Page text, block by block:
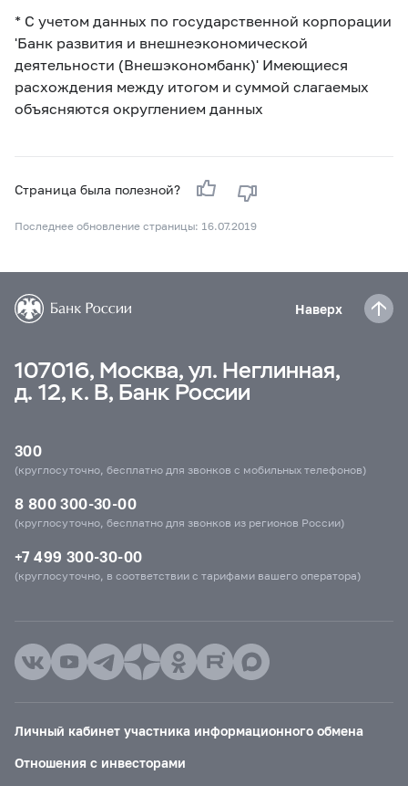
* С учетом данных по государственной корпорации
'Банк развития и внешнеэкономической
деятельности (Внешэкономбанк)' Имеющиеся
расхождения между итогом и суммой слагаемых
объясняются округлением данных
Страница была полезной?
Последнее обновление страницы: 16.07.2019
Наверх
107016, Москва, ул. Неглинная,
д. 12, к. В, Банк России
300
(круглосуточно, бесплатно для звонков с мобильных телефонов)
8 800 300-30-00
(круглосуточно, бесплатно для звонков из регионов России)
+7 499 300-30-00
(круглосуточно, в соответствии с тарифами вашего оператора)
Личный кабинет участника информационного обмена
Отношения с инвесторами